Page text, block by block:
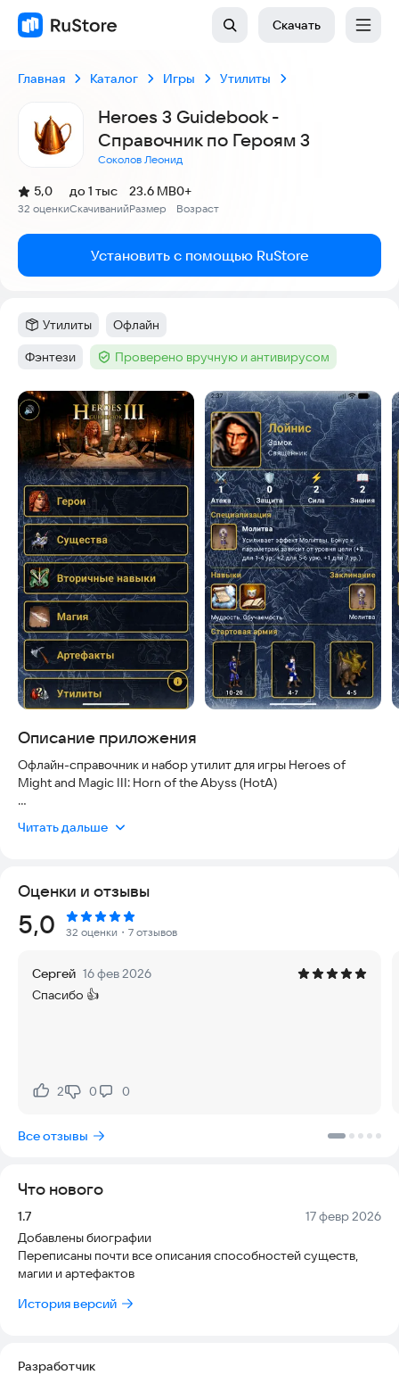
Скачать
Главная Каталог Игры Утилиты
Heroes 3 Guidebook -
Справочник по Героям 3
Соколов Леонид
Рейтинг:
5,0
(
32 оценки
)
Скачиваний
до 1 тыс
Размер
23.6 MB
Возраст
0+
Установить с помощью RuStore
Категория:
Утилиты Тег:
Офлайн
Тег:
Фэнтези Тег :Проверено вручную и антивирусом
Скриншоты
Описание приложения
Офлайн-справочник и набор утилит для игры Heroes of
Might and Magic III: Horn of the Abyss (HotA)
База данных по всем городам, включая Причал, Фабрику и
Просмотр характеристик существ
Подробный обзор навыков героев
Информация по всем вторичным навыкам
игру где угодно, даже если Вы спящий бизнесмен.
Читать дальше
Оценки и отзывы
Рейтинг:
5,0 32 оценки ・7 отзывов
Сергей 16 фев 2026
Спасибо 👍
Нравится:
2Не нравится:
0 0
Все отзывы
Что нового
Версия:
1.7 Дата:
17 февр 2026
Добавлены биографии
Переписаны почти все описания способностей существ,
магии и артефактов
История версий
Разработчик